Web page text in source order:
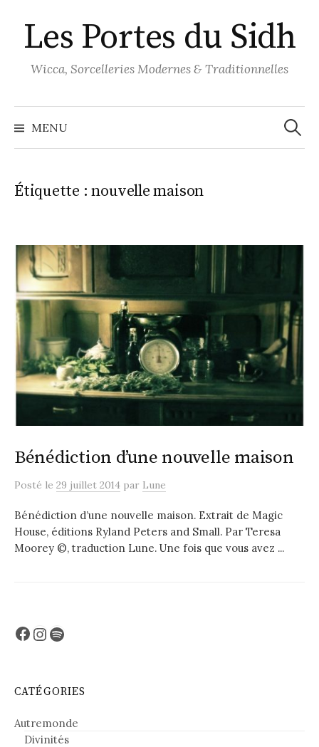
au
contenu
Les Portes du Sidh
Wicca, Sorcelleries Modernes & Traditionnelles
MENU
Étiquette :nouvelle maison
Bénédiction d’une nouvelle maison
Posté le 29 juillet 2014 par Lune
Bénédiction d’une nouvelle maison. Extrait de Magic
House, éditions Ryland Peters and Small. Par Teresa
Moorey ©, traduction Lune. Une fois que vous avez ...
Facebook
Instagram
Spotify
CATÉGORIES
Autremonde
Divinités